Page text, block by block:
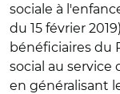
sociale à
du 15 février
bénéficiaires du
social au service
en généralisant